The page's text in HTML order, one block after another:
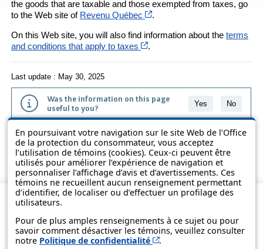
En poursuivant votre navigation sur le site Web de l’Office
de la protection du consommateur, vous acceptez
l’utilisation de témoins (cookies). Ceux-ci peuvent être
utilisés pour améliorer l’expérience de navigation et
personnaliser l’affichage d’avis et d’avertissements. Ces
témoins ne recueillent aucun renseignement permettant
d’identifier, de localiser ou d’effectuer un profilage des
utilisateurs.
Pour de plus amples renseignements à ce sujet ou pour
savoir comment désactiver les témoins, veuillez consulter
notre Politique de confidentialité Cet hyperlien s’ouvrira
.
the goods that are taxable and those exempted from taxes, go
to the Web site of Revenu Québec Cet hyperlien s’ouvrira dans
.
On this Web site, you will also find information about the terms
and conditions that apply to taxes
Cet hyperlien s’ouvrira dans
.
Last update : May 30, 2025
Was the information on this page
useful to you?
Yes No
The information contained on this page is presented in simple terms to
make it easier to understand. It does not replace the texts of the laws
and regulations.